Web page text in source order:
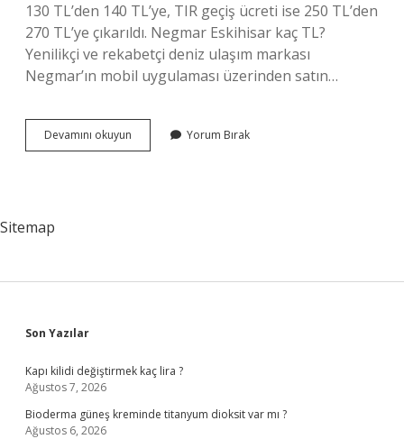
130 TL’den 140 TL’ye, TIR geçiş ücreti ise 250 TL’den
270 TL’ye çıkarıldı. Negmar Eskihisar kaç TL?
Yenilikçi ve rekabetçi deniz ulaşım markası
Negmar’ın mobil uygulaması üzerinden satın…
Devamını okuyun Eskihisar
Arabalı
Yorum Bırak
Sitemap
Sidebar
Son Yazılar
Kapı kilidi değiştirmek kaç lira ?
Ağustos 7, 2026
Bioderma güneş kreminde titanyum dioksit var mı ?
Ağustos 6, 2026